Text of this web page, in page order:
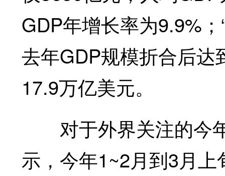
GDP年增长率为9.9%
去年GDP规模折合后
17.9万亿美元。
对于外界关注的今
示，今年1~2月到3月